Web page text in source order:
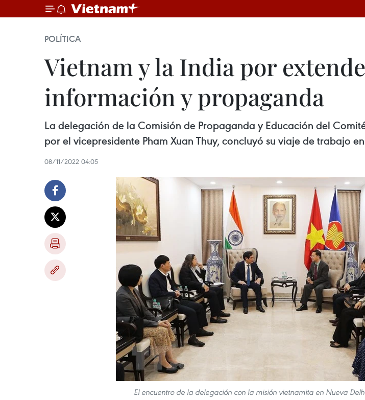
POLÍTICA
Vietnam y la India por
información y propaganda
La delegación de la Comisión de Propaganda y Educación del
por el vicepresidente Pham Xuan Thuy, concluyó su viaje de trabajo
08/11/2022 04:05
El encuentro de la delegación con la misión vietnamita en Nueva